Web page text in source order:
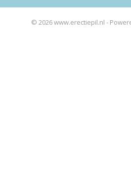
© 2026 www.erectiepil.nl -